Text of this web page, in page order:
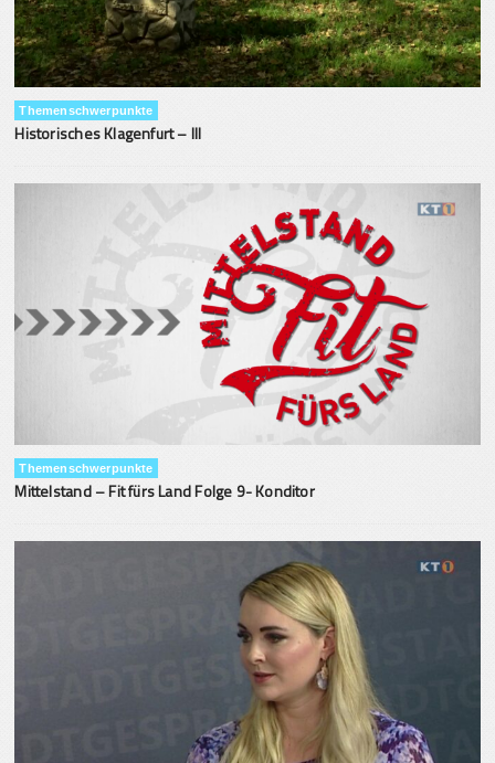
Themenschwerpunkte
Historisches Klagenfurt – III
Themenschwerpunkte
Mittelstand – Fit fürs Land Folge 9- Konditor